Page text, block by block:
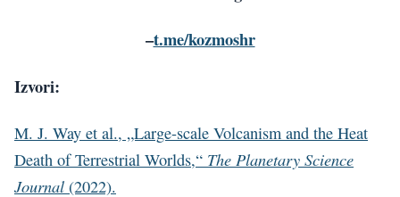
–t.me/kozmoshr
Izvori:
M. J. Way et al., „Large-scale Volcanism and the Heat
Death of Terrestrial Worlds,“ The Planetary Science
Journal (2022).